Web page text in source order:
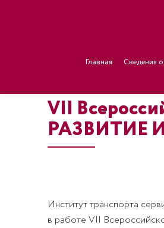
Главная Сведения
VII
РАЗВИТИЕ
Институт транспорта
в работе VII